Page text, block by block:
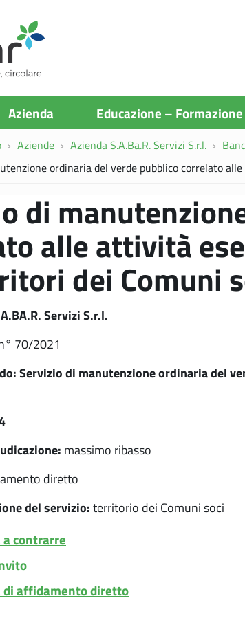
Azienda Educazione – Formazione
Aziende Azienda S.A.Ba.R. Servizi S.r.l.
ordinaria del verde pubblico correlato
di
alle attività
dei Comuni
Servizi S.r.l.
70/2021
Servizio di manutenzione ordinaria del
massimo ribasso
diretto
del servizio: territorio dei Comuni soci
contrarre
di affidamento diretto